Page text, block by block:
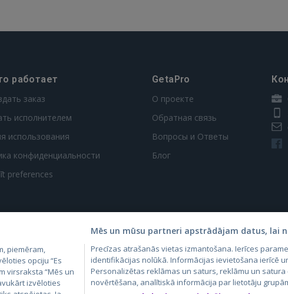
работает
заказ
исполнителем
использования
конфиденциальности
preferences
GetaPro
О проекте
Обратная связь
Вопросы и Ответы
Блог
GetaPro.lv
GetaPro.ee
Skelbiu.lt
Autoplius.lt
Aruodas.lt
CVbankas.lt
Kainos.lt
piemēram,
opciju “Es
virsraksta “Mēs un
izvēloties
Mēs un mūsu partneri apstrādājam datus, lai
Precīzas atrašanās vietas izmantošana. Ierīces
identifikācijas nolūkā. Informācijas ievietošana ierīcē
Personalizētas reklāmas un saturs, reklāmu un
novērtēšana, analītiskā informācija par lietotāju